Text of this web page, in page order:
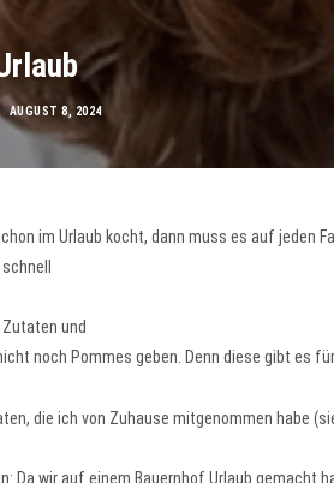
AUGUST 8, 2024
im Urlaub kocht, dann muss es auf jeden Fall
und
noch Pommes geben. Denn diese gibt es
die ich von Zuhause mitgenommen habe
Da wir auf einem Bauernhof Urlaub gemacht